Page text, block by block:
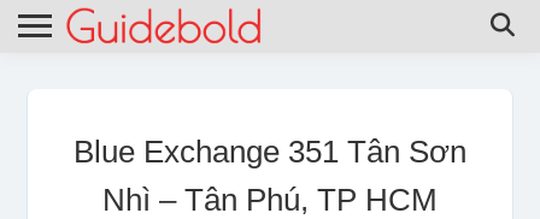
Blue Exchange 351 Tân Sơn
Nhì – Tân Phú, TP HCM